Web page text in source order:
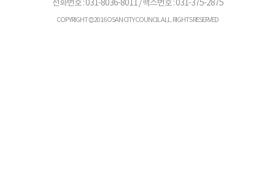
전화번호 :031-8036-8011/ 팩스번호 : 031-375-2875
COPYRIGHT © 2016 OSAN CITY COUNCIL ALL. RIGHTS RESERVED